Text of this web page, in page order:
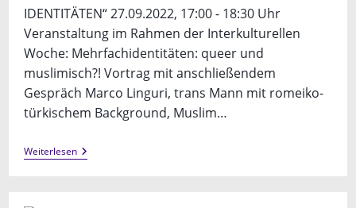
IDENTITÄTEN“ 27.09.2022, 17:00 - 18:30 Uhr
Veranstaltung im Rahmen der Interkulturellen
Woche: Mehrfachidentitäten: queer und
muslimisch?! Vortrag mit anschließendem
Gespräch Marco Linguri, trans Mann mit romeiko-
türkischem Background, Muslim…
WeiterlesenMehrfachidentitäten:
Queer